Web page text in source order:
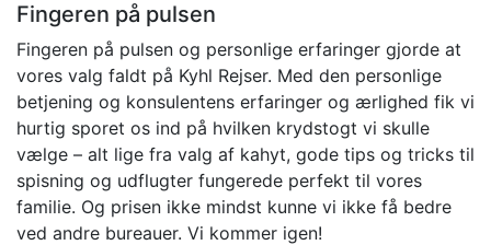
Fingeren på pulsen
Fingeren på pulsen og personlige erfaringer gjorde at
vores valg faldt på Kyhl Rejser. Med den personlige
betjening og konsulentens erfaringer og ærlighed fik vi
hurtig sporet os ind på hvilken krydstogt vi skulle
vælge – alt lige fra valg af kahyt, gode tips og tricks til
spisning og udflugter fungerede perfekt til vores
familie. Og prisen ikke mindst kunne vi ikke få bedre
ved andre bureauer. Vi kommer igen!